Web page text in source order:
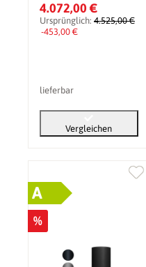
4.072,00 €
Ursprünglich: 4.525,00 €
-453,00 €
lieferbar
Vergleichen
A
%